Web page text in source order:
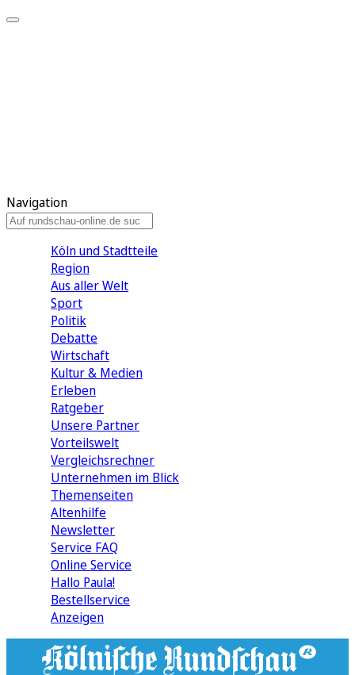
Navigation
Köln und Stadtteile
Region
Aus aller Welt
Sport
Politik
Debatte
Wirtschaft
Kultur & Medien
Erleben
Ratgeber
Unsere Partner
Vorteilswelt
Vergleichsrechner
Unternehmen im Blick
Themenseiten
Altenhilfe
Newsletter
Service FAQ
Online Service
Hallo Paula!
Bestellservice
Anzeigen